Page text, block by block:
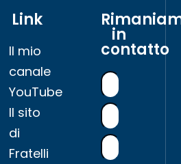
Link
Il mio
canale
YouTube
Il sito
di
Fratelli
in
contatto